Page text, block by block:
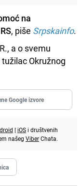
na
, piše Srpskainfo.
a o svemu
Okružnog
Google izvore
| iOS i društvenih
našeg ViberChata.